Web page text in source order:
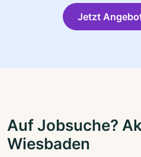
Jetzt
Auf Jobsuche?
Wiesbaden